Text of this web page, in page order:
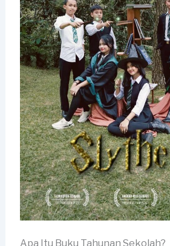
Apa Itu Buku Tahunan Sekolah?